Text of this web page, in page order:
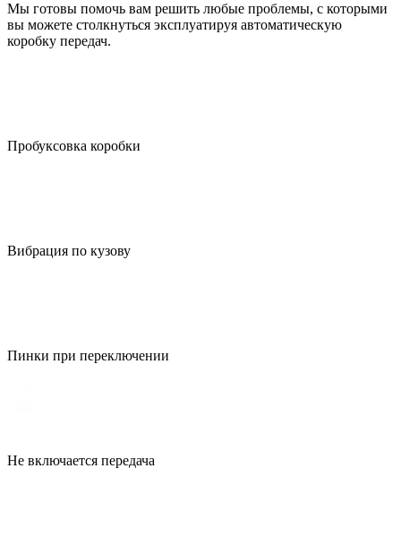
Мы готовы помочь вам решить любые проблемы, с которыми
вы можете столкнуться эксплуатируя автоматическую
коробку передач.
Пробуксовка коробки
Вибрация по кузову
Пинки при переключении
Не включается передача